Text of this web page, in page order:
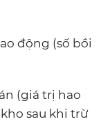
động (số bồi
(giá trị hao
sau khi trừ